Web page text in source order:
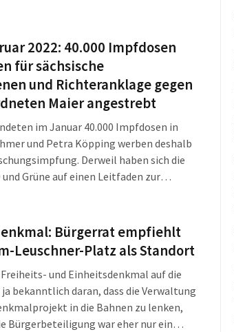
„Kosten der Unterkunft“ orientieren.
2022: 40.000 Impfdosen
für sächsische
und Richteranklage gegen
Maier angestrebt
im Januar 40.000 Impfdosen in
und Petra Köpping werben deshalb
Derweil haben sich die
Grüne auf einen Leitfaden zur
einem Rechtsgutachten zu einer
Jens Maier beauftragt. Die LZ fasst
10. Februar 2022, in Leipzig, Sachsen
Bürgerrat empfiehlt
Leuschner-Platz als Standort
und Einheitsdenkmal auf die
bekanntlich daran, dass die Verwaltung
in die Bahnen zu lenken,
Bürgerbeteiligung war eher nur ein